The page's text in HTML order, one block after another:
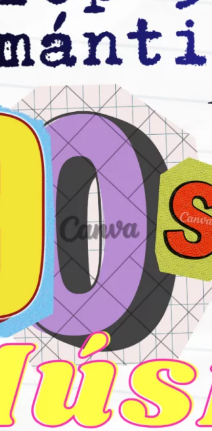
Top 50 Canciones Románticas de los 70:
La Era Dorada
abril 5, 2025
Los 20 Mejores Dúos Musicales de la
Historia: Éxitos e Historias
Archivo
marzo 2026
diciembre 2025
mayo 2025
septiembre 2024
junio 2024
mayo 2024
marzo 2024
febrero 2024
enero 2024
diciembre 2023
noviembre 2023
octubre 2023
septiembre 2023
agosto 2023
julio 2023
junio 2023
mayo 2023
abril 2023
julio 2022
junio 2022